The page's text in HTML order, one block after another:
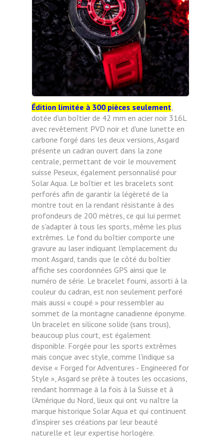
Édition limitée à 300 pièces seulement,
dotée d'un boîtier de 42 mm en acier noir 316L
avec revêtement PVD noir et d'une lunette en
carbone forgé dans les deux versions, Asgard
présente un cadran ouvert dans la zone
centrale, permettant de voir le mouvement
suisse Peseux, également personnalisé pour
Solar Aqua. Le boîtier et les bracelets sont
perforés afin de garantir la légèreté de la
montre tout en la rendant résistante à des
profondeurs de 200 mètres, ce qui lui permet
de s'adapter à tous les sports, même les plus
extrêmes. Le fond du boîtier comporte une
gravure au laser indiquant l'emplacement du
mont Asgard, tandis que le côté du boîtier
affiche ses coordonnées GPS ainsi que le
numéro de série. Le bracelet fourni, assorti à la
couleur du cadran, est non seulement perforé
mais aussi « coupé » pour ressembler au
sommet de la montagne canadienne éponyme.
Un bracelet en silicone solide (sans trous),
beaucoup plus court, est également
disponible. Forgée pour les sports extrêmes
mais conçue avec style, comme l'indique sa
devise « Forged for Adventures - Engineered for
Style », Asgard se prête à toutes les occasions,
rendant hommage à la fois à la Suisse et à
l'Amérique du Nord, lieux qui ont vu naître la
marque historique Solar Aqua et qui continuent
d'inspirer ses créations par leur beauté
naturelle et leur expertise horlogère.